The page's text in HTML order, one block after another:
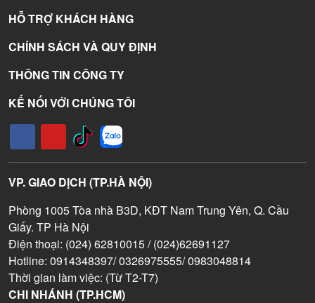
HỖ TRỢ KHÁCH HÀNG
CHÍNH SÁCH VÀ QUY ĐỊNH
THÔNG TIN CÔNG TY
KẾ NỐI VỚI CHÚNG TÔI
VP. GIAO DỊCH (TP.HÀ NỘI)
Phòng 1005 Tòa nhà B3D, KĐT Nam Trung Yên, Q. Cầu
Giấy. TP Hà Nội
Điện thoại: (024) 62810015 / (024)62691127
Hotline: 0914348397/ 0326975555/ 0983048814
Thời gian làm việc: (Từ T2-T7)
CHI NHÁNH (TP.HCM)